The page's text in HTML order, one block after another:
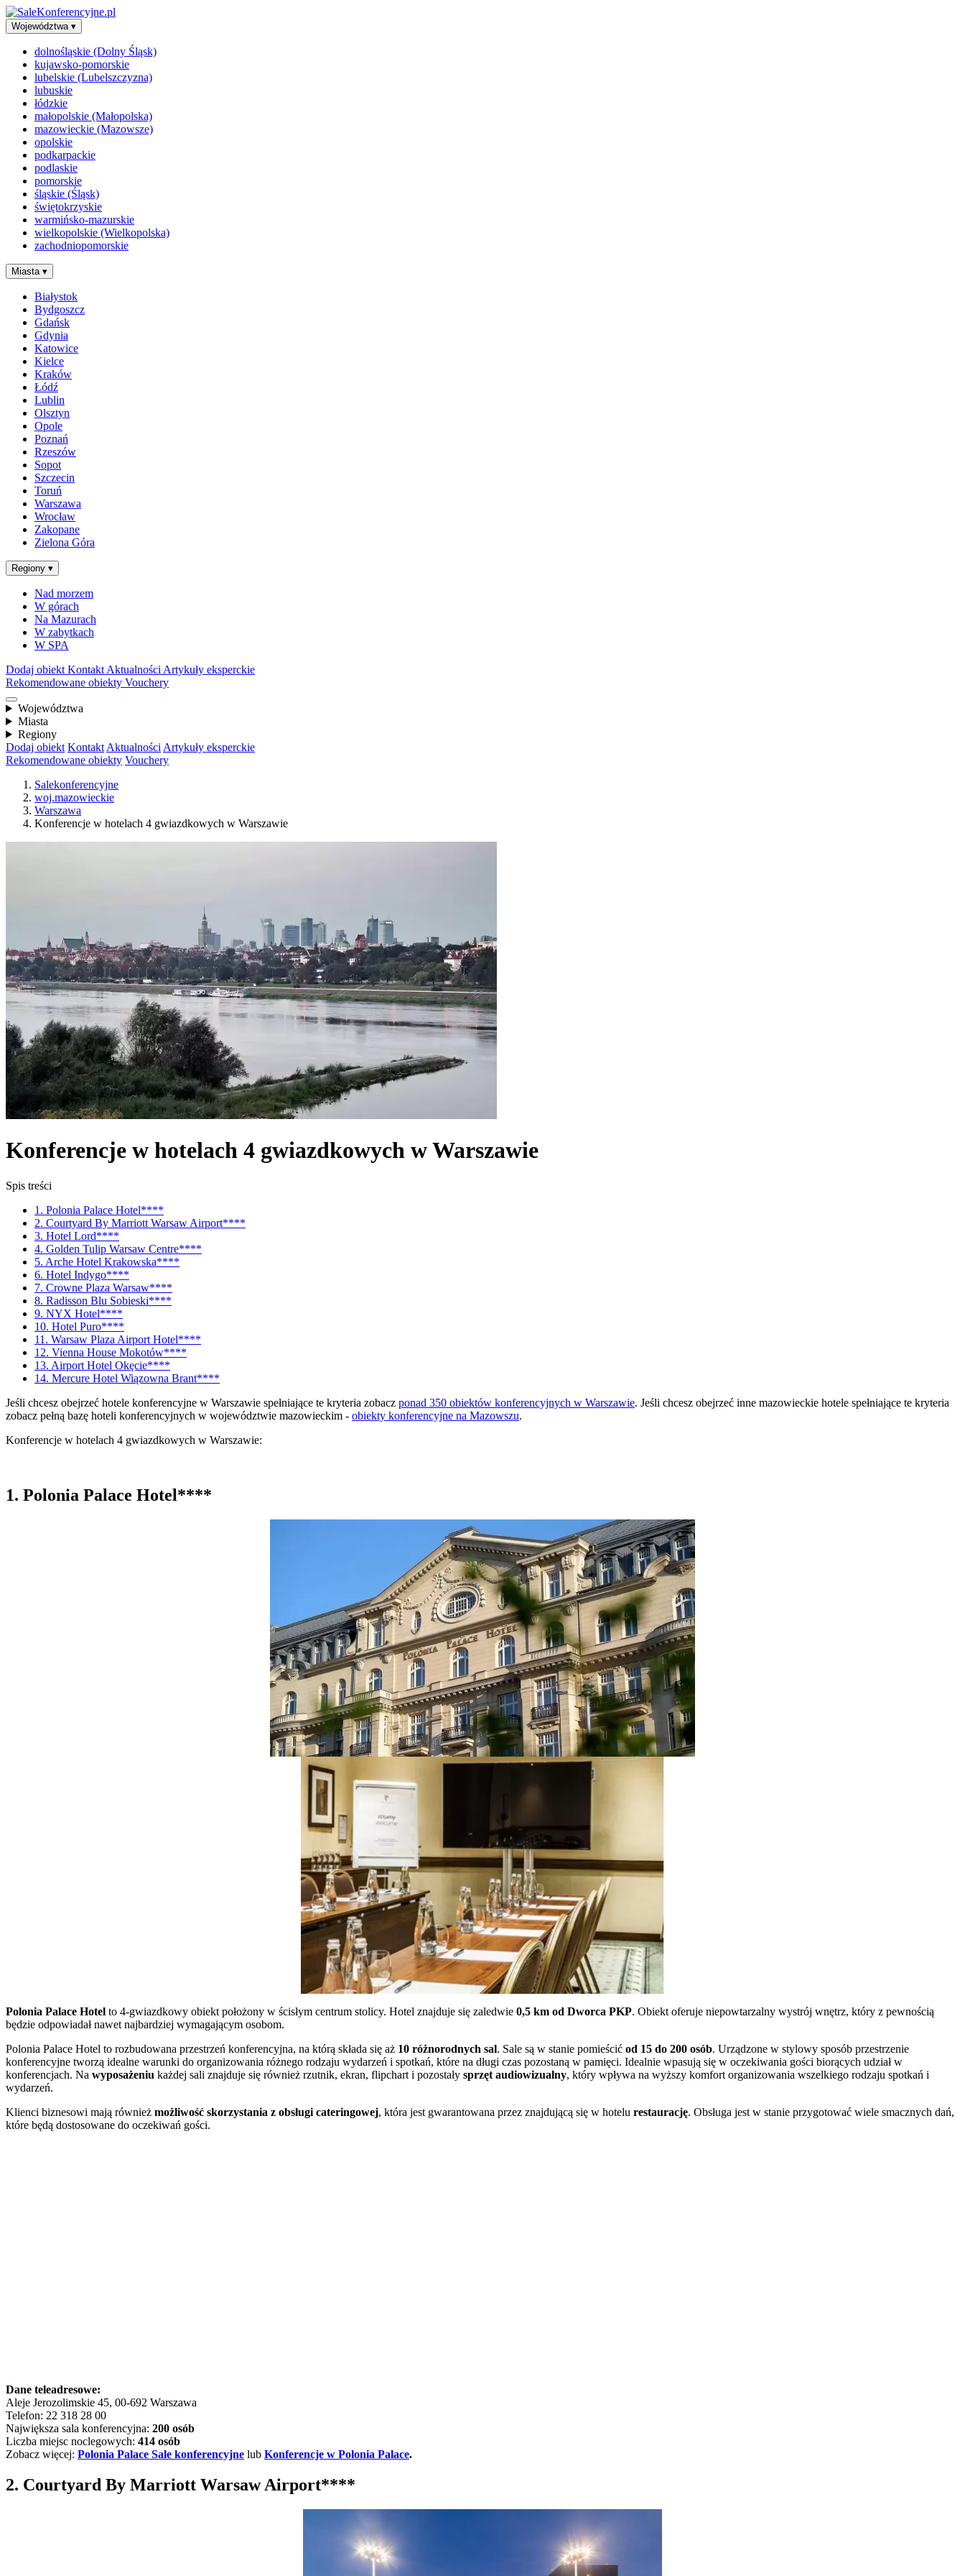
Województwa ▾
dolnośląskie (Dolny Śląsk)
kujawsko-pomorskie
lubelskie (Lubelszczyzna)
lubuskie
łódzkie
małopolskie (Małopolska)
mazowieckie (Mazowsze)
opolskie
podkarpackie
podlaskie
pomorskie
śląskie (Śląsk)
świętokrzyskie
warmińsko-mazurskie
wielkopolskie (Wielkopolska)
zachodniopomorskie
Miasta ▾
Białystok
Bydgoszcz
Gdańsk
Gdynia
Katowice
Kielce
Kraków
Łódź
Lublin
Olsztyn
Opole
Poznań
Rzeszów
Sopot
Szczecin
Toruń
Warszawa
Wrocław
Zakopane
Zielona Góra
Regiony ▾
Nad morzem
W górach
Na Mazurach
W zabytkach
W SPA
Dodaj obiekt Kontakt Aktualności Artykuły eksperckie
Rekomendowane obiekty Vouchery
Województwa
Miasta
Regiony
Dodaj obiekt Kontakt Aktualności Artykuły eksperckie
Rekomendowane obiekty Vouchery
Salekonferencyjne
woj.mazowieckie
Warszawa
Konferencje w hotelach 4 gwiazdkowych w Warszawie
Konferencje w hotelach 4 gwiazdkowych w Warszawie
Spis treści
1. Polonia Palace Hotel****
2. Courtyard By Marriott Warsaw Airport****
3. Hotel Lord****
4. Golden Tulip Warsaw Centre****
5. Arche Hotel Krakowska****
6. Hotel Indygo****
7. Crowne Plaza Warsaw****
8. Radisson Blu Sobieski****
9. NYX Hotel****
10. Hotel Puro****
11. Warsaw Plaza Airport Hotel****
12. Vienna House Mokotów****
13. Airport Hotel Okęcie****
14. Mercure Hotel Wiązowna Brant****
Jeśli chcesz obejrzeć hotele konferencyjne w Warszawie spełniające te kryteria zobacz ponad 350 obiektów konferencyjnych w Warszawie. Jeśli chcesz obejrzeć inne mazowieckie hotele spełniające te kryteria
zobacz pełną bazę hoteli konferencyjnych w województwie mazowieckim - obiekty konferencyjne na Mazowszu.
Konferencje w hotelach 4 gwiazdkowych w Warszawie:
1. Polonia Palace Hotel****
Polonia Palace Hotel to 4-gwiazdkowy obiekt położony w ścisłym centrum stolicy. Hotel znajduje się zaledwie 0,5 km od Dworca PKP. Obiekt oferuje niepowtarzalny wystrój wnętrz, który z pewnością
będzie odpowiadał nawet najbardziej wymagającym osobom.
Polonia Palace Hotel to rozbudowana przestrzeń konferencyjna, na którą składa się aż 10 różnorodnych sal. Sale są w stanie pomieścić od 15 do 200 osób. Urządzone w stylowy sposób przestrzenie
konferencyjne tworzą idealne warunki do organizowania różnego rodzaju wydarzeń i spotkań, które na długi czas pozostaną w pamięci. Idealnie wpasują się w oczekiwania gości biorących udział w
konferencjach. Na wyposażeniu każdej sali znajduje się również rzutnik, ekran, flipchart i pozostały sprzęt audiowizualny, który wpływa na wyższy komfort organizowania wszelkiego rodzaju spotkań i
wydarzeń.
Klienci biznesowi mają również możliwość skorzystania z obsługi cateringowej, która jest gwarantowana przez znajdującą się w hotelu restaurację. Obsługa jest w stanie przygotować wiele smacznych dań,
które będą dostosowane do oczekiwań gości.
Dane teleadresowe:
Aleje Jerozolimskie 45, 00-692 Warszawa
Telefon: 22 318 28 00
Największa sala konferencyjna: 200 osób
Liczba miejsc noclegowych: 414 osób
Zobacz więcej: Polonia Palace Sale konferencyjne lub Konferencje w Polonia Palace.
2. Courtyard By Marriott Warsaw Airport****